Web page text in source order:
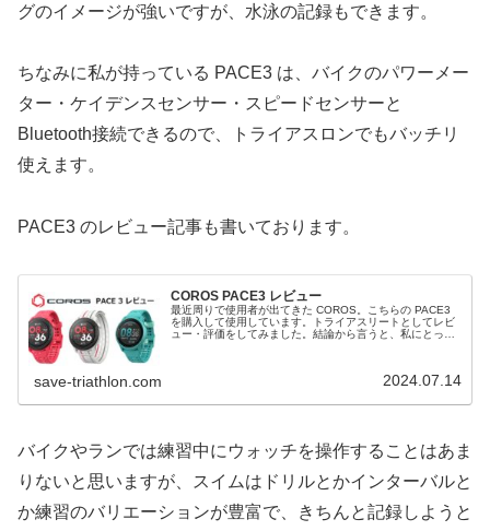
グのイメージが強いですが、水泳の記録もできます。
ちなみに私が持っている PACE3 は、バイクのパワーメー
ター・ケイデンスセンサー・スピードセンサーと
Bluetooth接続できるので、トライアスロンでもバッチリ
使えます。
PACE3 のレビュー記事も書いております。
COROS PACE3 レビュー
最近周りで使用者が出てきた COROS。こちらの PACE3
を購入して使用しています。トライアスリートとしてレビ
ュー・評価をしてみました。結論から言うと、私にとって
save-triathlon.com 2024.07.14
バイクやランでは練習中にウォッチを操作することはあま
りないと思いますが、スイムはドリルとかインターバルと
か練習のバリエーションが豊富で、きちんと記録しようと